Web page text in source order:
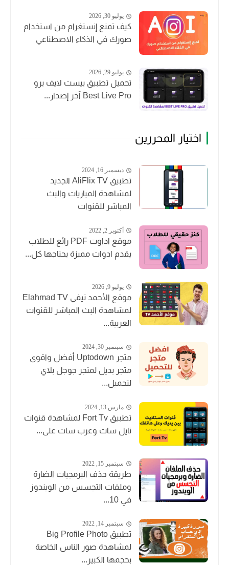
يوليو 30, 2026
كيف تمنع إنستغرام من استخدام
صورك في الذكاء الاصطناعي
يوليو 29, 2026
تحميل تطبيق بيست لايف برو
Best Live Pro آخر إصدار...
اختيار المحررين
ديسمبر 16, 2024
تطبيق AliFlix TV الجديد
لمشاهدة المباريات والبث
المباشر للقنوات
أكتوبر 2, 2022
موقع اداوت PDF رائع للطلاب
يقدم ادوات مميزة يحتاجها كل...
يوليو 9, 2026
موقع الأحمد تيفي Elahmad TV
لمشاهدة البث المباشر للقنوات
العربية...
سبتمبر 30, 2024
متجر Uptodown أفضل واقوى
متجر بديل لمتجر جوجل بلاي
لتحميل...
مارس 13, 2024
تطبيق Fort Tv لمشاهدة قنوات
نايل سات وعرب سات على...
سبتمبر 15, 2022
طريقة حذف البرمجيات الضارة
وملفات التجسس من الويندوز
في 10...
سبتمبر 14, 2022
تطبيق Big Profile Photo
لمشاهدة صور الناس الخاصة
بحجمها الكبير...